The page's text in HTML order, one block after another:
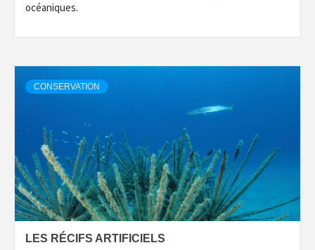
océaniques.
CONSERVATION
LES RÉCIFS ARTIFICIELS